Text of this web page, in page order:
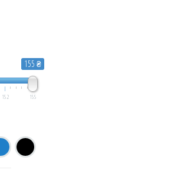
155 ₴
152 155